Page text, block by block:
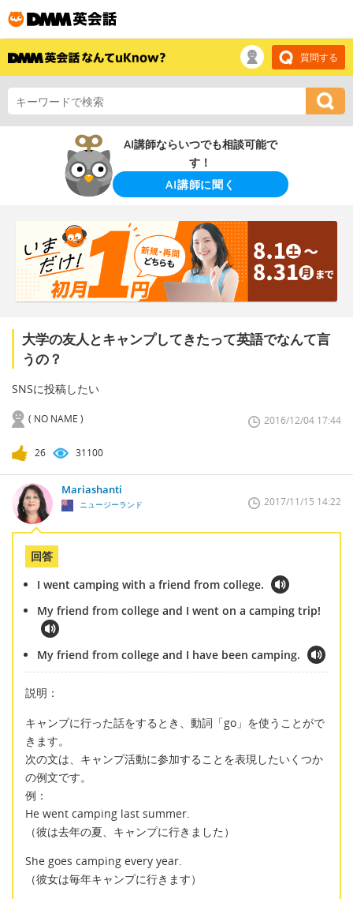
質問する
AI講師ならいつでも相談可能で
す！
AI講師に聞く
大学の友人とキャンプしてきたって英語でなんて言
うの？
SNSに投稿したい
( NO NAME ) 2016/12/04 17:44
26 31100
Mariashanti
ニュージーランド 2017/11/15 14:22
回答
I went camping with a friend from college.
My friend from college and I went on a camping trip!
My friend from college and I have been camping.
説明：
キャンプに行った話をするとき、動詞「go」を使うことがで
きます。
次の文は、キャンプ活動に参加することを表現したいくつか
の例文です。
例：
He went camping last summer.
（彼は去年の夏、キャンプに行きました）
She goes camping every year.
（彼女は毎年キャンプに行きます）